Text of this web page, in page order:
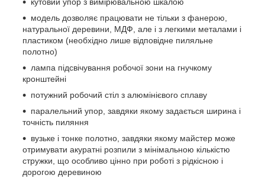
модель дозволяє працювати не тільки з фанерою,
натуральної деревини, МДФ, але і з легкими металами і
пластиком (необхідно лише відповідне пиляльне
полотно)
лампа підсвічування робочої зони на гнучкому
кронштейні
потужний робочий стіл з алюмінієвого сплаву
паралельний упор, завдяки якому задається ширина і
точність пиляння
вузьке і тонке полотно, завдяки якому майстер може
отримувати акуратні розпили з мінімальною кількістю
стружки, що особливо цінно при роботі з рідкісною і
дорогою деревиною